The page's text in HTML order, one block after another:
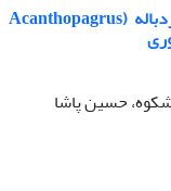
بررسی تغییرات بافتی آبشش ماهی شانک زردباله (Acanthopagrus
حسین پاشا